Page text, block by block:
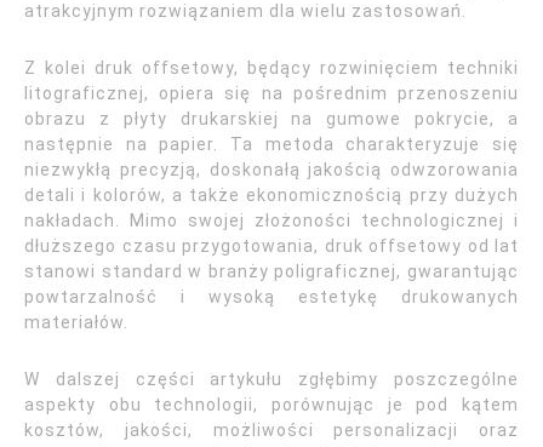
atrakcyjnym rozwiązaniem dla wielu zastosowań.
Z kolei druk offsetowy, będący rozwinięciem techniki
litograficznej, opiera się na pośrednim przenoszeniu
obrazu z płyty drukarskiej na gumowe pokrycie, a
następnie na papier. Ta metoda charakteryzuje się
niezwykłą precyzją, doskonałą jakością odwzorowania
detali i kolorów, a także ekonomicznością przy dużych
nakładach. Mimo swojej złożoności technologicznej i
dłuższego czasu przygotowania, druk offsetowy od lat
stanowi standard w branży poligraficznej, gwarantując
powtarzalność i wysoką estetykę drukowanych
materiałów.
W dalszej części artykułu zgłębimy poszczególne
aspekty obu technologii, porównując je pod kątem
kosztów, jakości, możliwości personalizacji oraz